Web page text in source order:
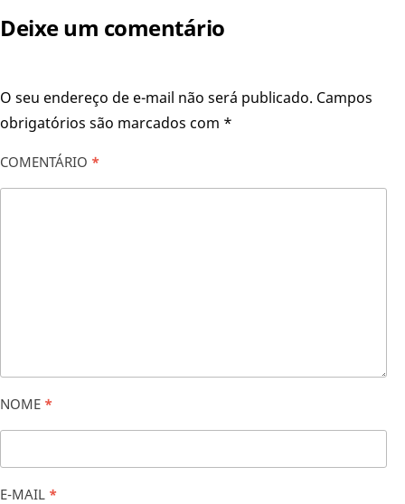
Deixe um comentário
O seu endereço de e-mail não será publicado. Campos
obrigatórios são marcados com *
COMENTÁRIO *
NOME *
E-MAIL *